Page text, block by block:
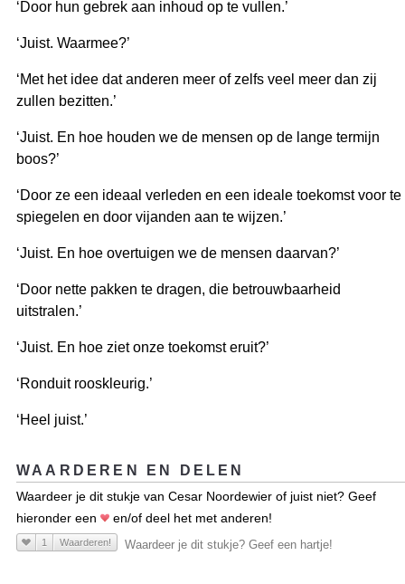
‘Door hun gebrek aan inhoud op te vullen.’
‘Juist. Waarmee?’
‘Met het idee dat anderen meer of zelfs veel meer dan zij
zullen bezitten.’
‘Juist. En hoe houden we de mensen op de lange termijn
boos?’
‘Door ze een ideaal verleden en een ideale toekomst voor te
spiegelen en door vijanden aan te wijzen.’
‘Juist. En hoe overtuigen we de mensen daarvan?’
‘Door nette pakken te dragen, die betrouwbaarheid
uitstralen.’
‘Juist. En hoe ziet onze toekomst eruit?’
‘Ronduit rooskleurig.’
‘Heel juist.’
WAARDEREN EN DELEN
Waardeer je dit stukje van Cesar Noordewier of juist niet? Geef
hieronder een
en/of deel het met anderen!
1 Waarderen! Waardeer je dit stukje? Geef een hartje!